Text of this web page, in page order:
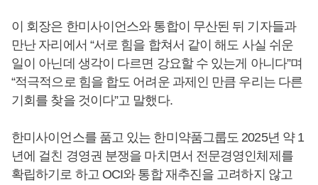
이 회장은 한미사이언스와 통합이 무산된 뒤 기자들과
만난 자리에서 “서로 힘을 합쳐서 같이 해도 사실 쉬운
일이 아닌데 생각이 다르면 강요할 수 있는게 아니다”며
“적극적으로 힘을 합도 어려운 과제인 만큼 우리는 다른
기회를 찾을 것이다”고 말했다.
한미사이언스를 품고 있는 한미약품그룹도 2025년 약 1
년에 걸친 경영권 분쟁을 마치면서 전문경영인체제를
확립하기로 하고 OCI와 통합 재추진을 고려하지 않고